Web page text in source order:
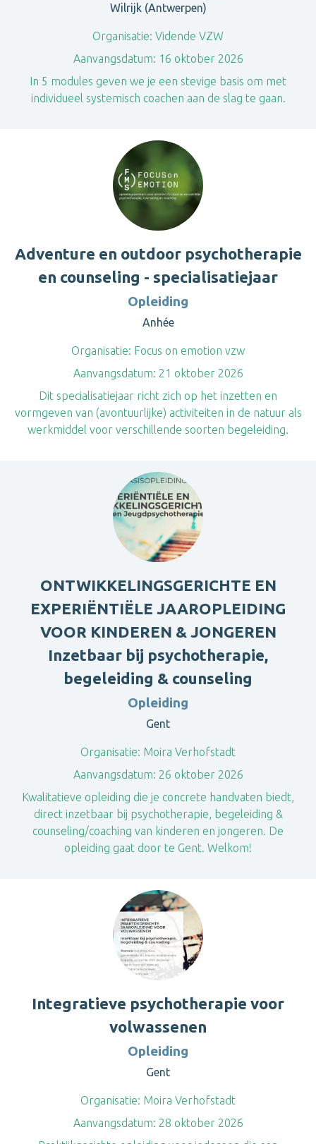
Wilrijk (Antwerpen)
Organisatie: Vidende VZW
Aanvangsdatum: 16 oktober 2026
In 5 modules geven we je een stevige basis om met
individueel systemisch coachen aan de slag te gaan.
Adventure en outdoor psychotherapie
en counseling - specialisatiejaar
Opleiding
Anhée
Organisatie: Focus on emotion vzw
Aanvangsdatum: 21 oktober 2026
Dit specialisatiejaar richt zich op het inzetten en
vormgeven van (avontuurlijke) activiteiten in de natuur als
werkmiddel voor verschillende soorten begeleiding.
ONTWIKKELINGSGERICHTE EN
EXPERIËNTIËLE JAAROPLEIDING
VOOR KINDEREN & JONGEREN
Inzetbaar bij psychotherapie,
begeleiding & counseling
Opleiding
Gent
Organisatie: Moira Verhofstadt
Aanvangsdatum: 26 oktober 2026
Kwalitatieve opleiding die je concrete handvaten biedt,
direct inzetbaar bij psychotherapie, begeleiding &
counseling/coaching van kinderen en jongeren. De
opleiding gaat door te Gent. Welkom!
Integratieve psychotherapie voor
volwassenen
Opleiding
Gent
Organisatie: Moira Verhofstadt
Aanvangsdatum: 28 oktober 2026